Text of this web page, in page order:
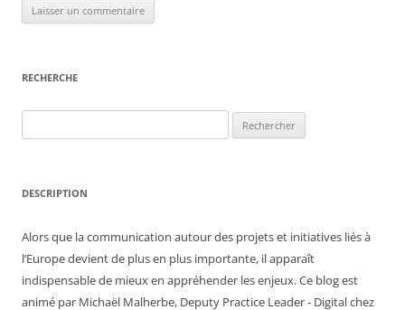
RECHERCHE
DESCRIPTION
Alors que la communication autour des projets et initiatives liés à
l’Europe devient de plus en plus importante, il apparaît
indispensable de mieux en appréhender les enjeux. Ce blog est
animé par Michaël Malherbe, Deputy Practice Leader - Digital chez